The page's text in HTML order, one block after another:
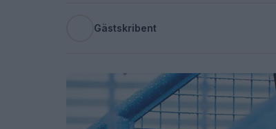
Gästskribent